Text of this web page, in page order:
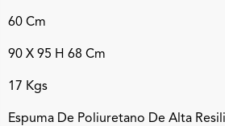
60 Cm
90 X 95 H 68 Cm
17 Kgs
Espuma De Poliuretano De Alta